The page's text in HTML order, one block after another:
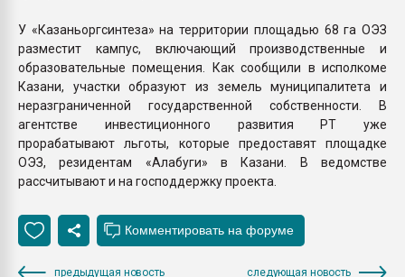
У «Казаньоргсинтеза» на территории площадью 68 га ОЭЗ
разместит кампус, включающий производственные и
образовательные помещения. Как сообщили в исполкоме
Казани, участки образуют из земель муниципалитета и
неразграниченной государственной собственности. В
агентстве инвестиционного развития РТ уже
прорабатывают льготы, которые предоставят площадке
ОЭЗ, резидентам «Алабуги» в Казани. В ведомстве
рассчитывают и на господдержку проекта.
предыдущая новость следующая новость